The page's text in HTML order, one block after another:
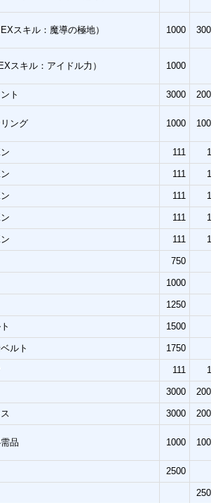
スキル：魔導の極地） 1000 3000
スキル：アイドル力） 1000
ト 3000 2000
ング 1000 1000
111 11
111 11
111 11
111 11
111 11
750
1000
1250
1500
ルト 1750
111 11
3000 2000
3000 2000
品 1000 1000
2500
2500